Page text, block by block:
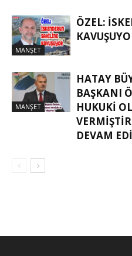
MANŞET
ÖZEL:
MANŞET
HATAY
BAŞKANI
HUKUKI
DEVAM